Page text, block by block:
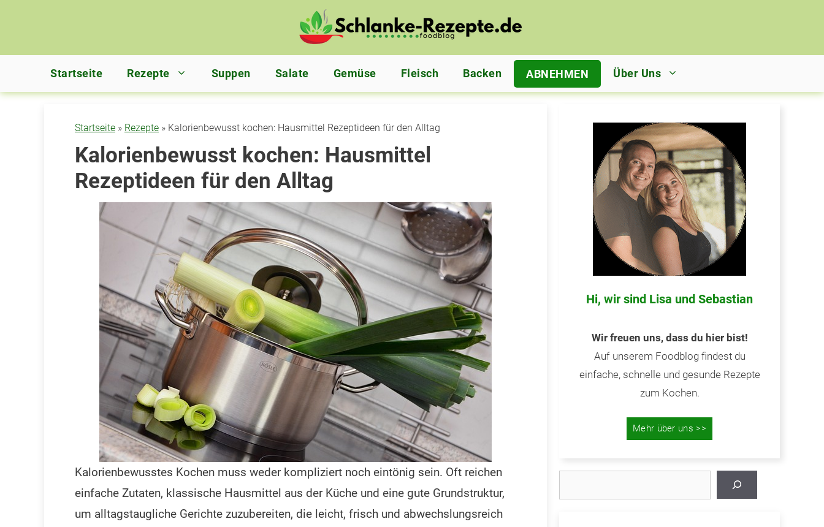
Startseite Rezepte Suppen Salate Gemüse Fleisch Backen ABNEHMEN Über Uns
Startseite » Rezepte » Kalorienbewusst kochen: Hausmittel Rezeptideen für den Alltag
Kalorienbewusst kochen: Hausmittel
Rezeptideen für den Alltag
Kalorienbewusstes Kochen muss weder kompliziert noch eintönig sein. Oft reichen
einfache Zutaten, klassische Hausmittel aus der Küche und eine gute Grundstruktur,
um alltagstaugliche Gerichte zuzubereiten, die leicht, frisch und abwechslungsreich
Hi, wir sind Lisa und Sebastian
Wir freuen uns, dass du hier bist!
Auf unserem Foodblog findest du
einfache, schnelle und gesunde Rezepte
zum Kochen.
Mehr über uns >>